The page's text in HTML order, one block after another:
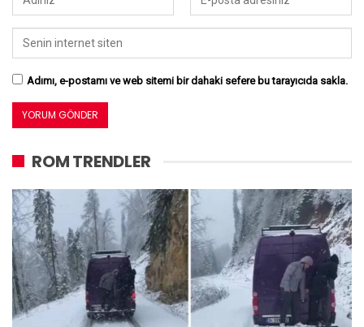
Adımı, e-postamı ve web sitemi bir dahaki sefere bu tarayıcıda sakla.
ROM TRENDLER